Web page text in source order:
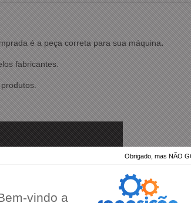
Obrigado, mas NÃO
vindo a
é a peça correta para sua máquina.
fabricantes.
.